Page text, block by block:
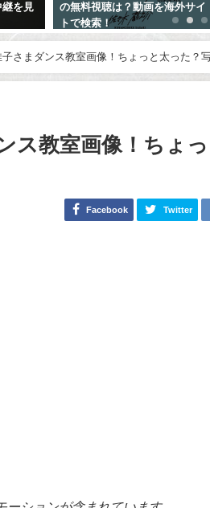
サイ
視聴OK！動画放送時間やメンバ
ーは誰が出る？
子さまダンス教室画像！ちょっと太った？
ス教室画像！ちょ
Facebook Twitter